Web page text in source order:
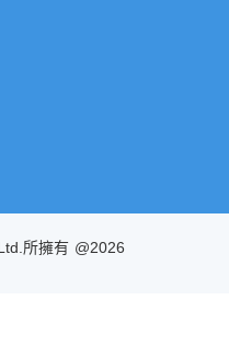
所擁有 @2026